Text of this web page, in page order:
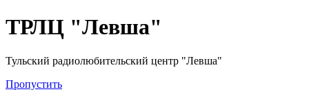
ТРЛЦ "Левша"
Тульский радиолюбительский центр "Левша"
Пропустить